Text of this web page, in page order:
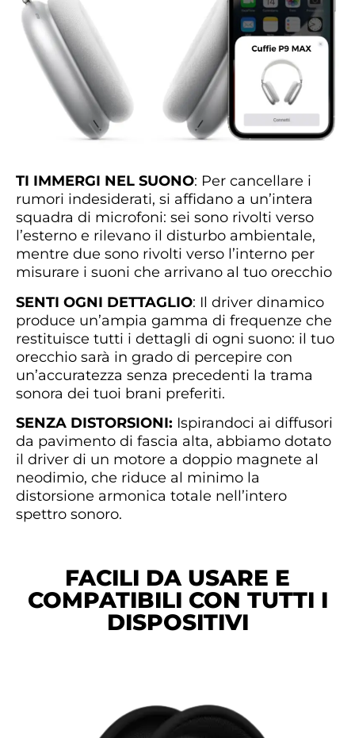
TI IMMERGI NEL SUONO: Per cancellare i
rumori indesiderati, si affidano a un’intera
squadra di microfoni: sei sono rivolti verso
l’esterno e rilevano il disturbo ambientale,
mentre due sono rivolti verso l’interno per
misurare i suoni che arrivano al tuo orecchio
SENTI OGNI DETTAGLIO: Il driver dinamico
produce un’ampia gamma di frequenze che
restituisce tutti i dettagli di ogni suono: il tuo
orecchio sarà in grado di percepire con
un’accuratezza senza precedenti la trama
sonora dei tuoi brani preferiti.
SENZA DISTORSIONI: Ispirandoci ai diffusori
da pavimento di fascia alta, abbiamo dotato
il driver di un motore a doppio magnete al
neodimio, che riduce al minimo la
distorsione armonica totale nell’intero
spettro sonoro.
FACILI DA USARE E
COMPATIBILI CON TUTTI I
DISPOSITIVI